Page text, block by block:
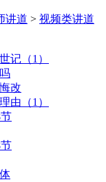
讲道 > 视频类讲道
记（1）
改
由（1）